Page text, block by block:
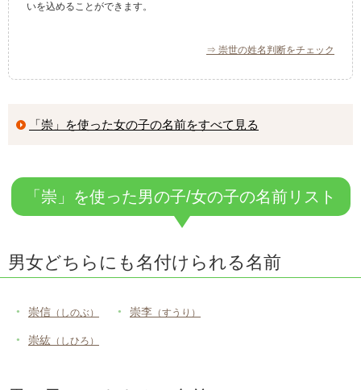
いを込めることができます。
⇒ 崇世の姓名判断をチェック
「崇」を使った女の子の名前をすべて見る
「崇」を使った男の子/女の子の名前リスト
男女どちらにも名付けられる名前
崇信 （しのぶ）
崇紘 （しひろ）
崇李 （すうり）